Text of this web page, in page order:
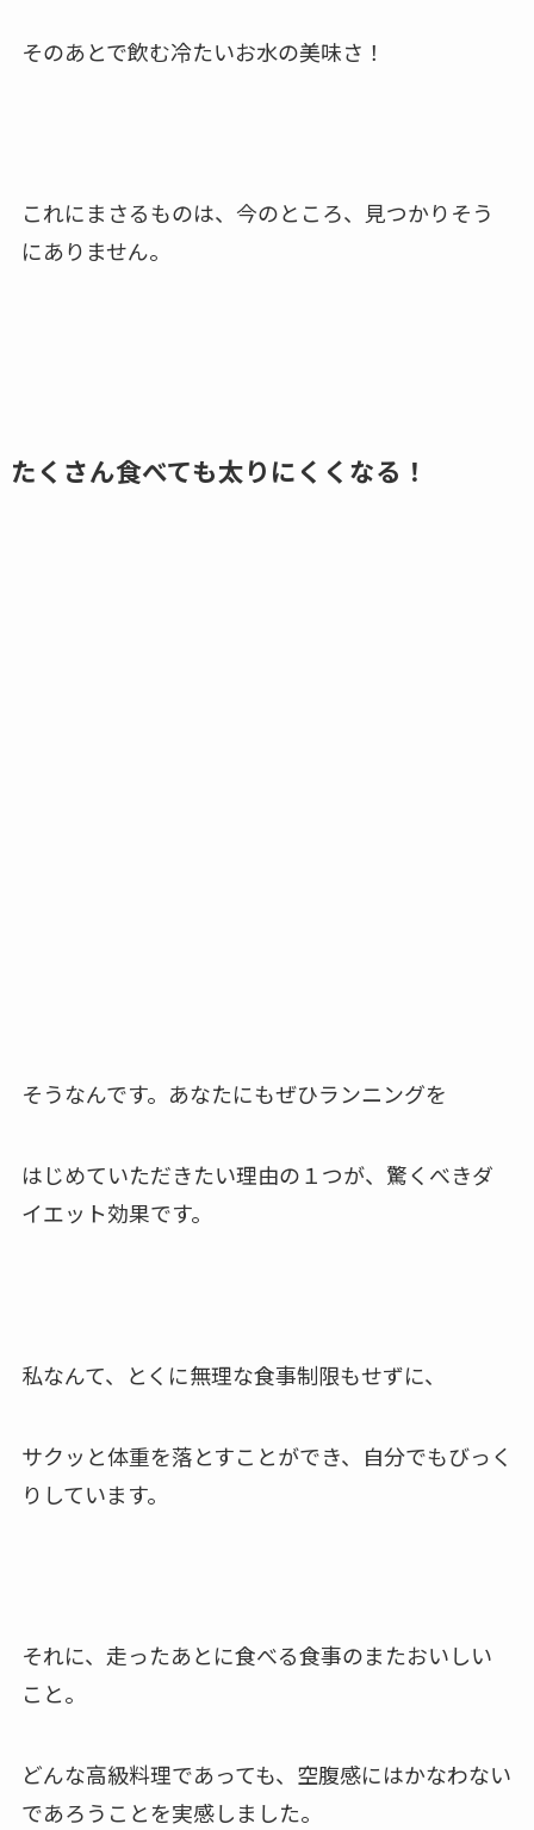
そのあとで飲む冷たいお水の美味さ！
これにまさるものは、今のところ、見つかりそう
にありません。
たくさん食べても太りにくくなる！
そうなんです。あなたにもぜひランニングを
はじめていただきたい理由の１つが、驚くべきダ
イエット効果です。
私なんて、とくに無理な食事制限もせずに、
サクッと体重を落とすことができ、自分でもびっく
りしています。
それに、走ったあとに食べる食事のまたおいしい
こと。
どんな高級料理であっても、空腹感にはかなわない
であろうことを実感しました。